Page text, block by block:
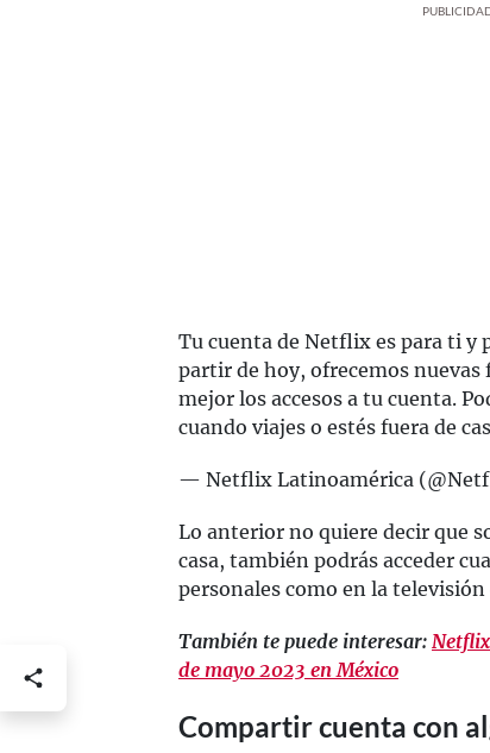
Tu cuenta de Netflix es para ti y
partir de hoy, ofrecemos
mejor los accesos a tu cuenta.
cuando viajes o estés fuera de
— Netflix Latinoamérica
Lo anterior no quiere decir que
casa, también podrás acceder
personales como en la televisión
También te puede interesar:
de mayo 2023 en México
Compartir cuenta con